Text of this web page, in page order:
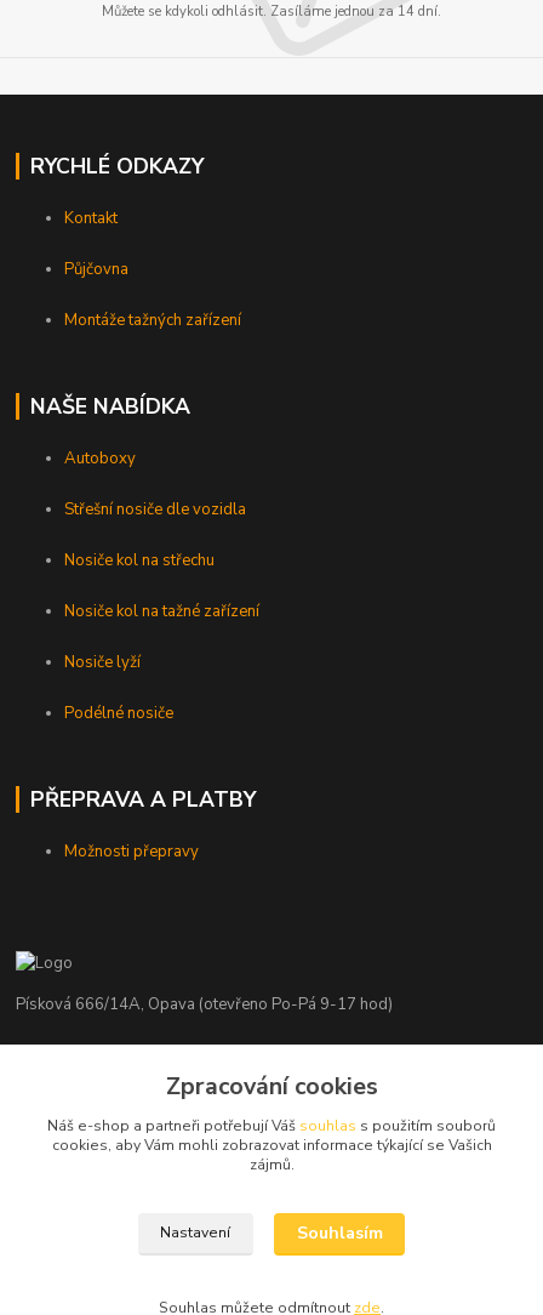
Můžete se kdykoli odhlásit. Zasíláme jednou za 14 dní.
RYCHLÉ ODKAZY
Kontakt
Půjčovna
Montáže tažných zařízení
NAŠE NABÍDKA
Autoboxy
Střešní nosiče dle vozidla
Nosiče kol na střechu
Nosiče kol na tažné zařízení
Nosiče lyží
Podélné nosiče
PŘEPRAVA A PLATBY
Možnosti přepravy
Písková 666/14A, Opava (otevřeno Po-Pá 9-17 hod)
+420 776 839 986
info@nosice.com
Zpracování cookies
Náš e-shop a partneři potřebují Váš souhlas s použitím souborů
cookies, aby Vám mohli zobrazovat informace týkající se Vašich
zájmů.
Nastavení Souhlasím
Souhlas můžete odmítnout zde.